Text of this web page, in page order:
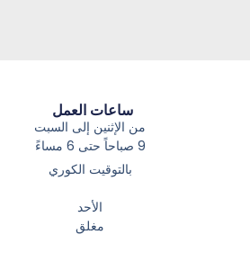
ساعات العمل
من الإثنين إلى السبت
9 صباحاً حتى 6 مساءً
بالتوقيت الكوري
الأحد
مغلق